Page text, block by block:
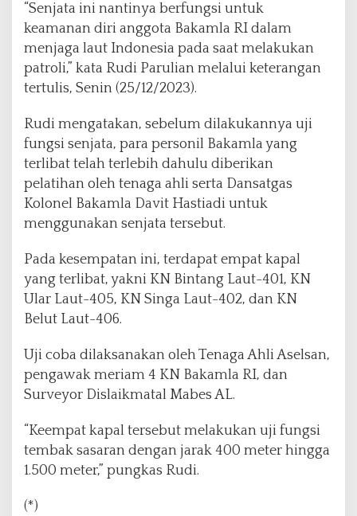
d
i
P
u
l
a
P
e
t
n
g
a
a
m
“Senjata ini nantinya berfungsi untuk
keamanan diri anggota Bakamla RI dalam
menjaga laut Indonesia pada saat melakukan
patroli,” kata Rudi Parulian melalui keterangan
tertulis, Senin (25/12/2023).
Rudi mengatakan, sebelum dilakukannya uji
fungsi senjata, para personil Bakamla yang
terlibat telah terlebih dahulu diberikan
pelatihan oleh tenaga ahli serta Dansatgas
Kolonel Bakamla Davit Hastiadi untuk
menggunakan senjata tersebut.
Pada kesempatan ini, terdapat empat kapal
yang terlibat, yakni KN Bintang Laut-401, KN
Ular Laut-405, KN Singa Laut-402, dan KN
Belut Laut-406.
Uji coba dilaksanakan oleh Tenaga Ahli Aselsan,
pengawak meriam 4 KN Bakamla RI, dan
Surveyor Dislaikmatal Mabes AL.
“Keempat kapal tersebut melakukan uji fungsi
tembak sasaran dengan jarak 400 meter hingga
1.500 meter,” pungkas Rudi.
(*)